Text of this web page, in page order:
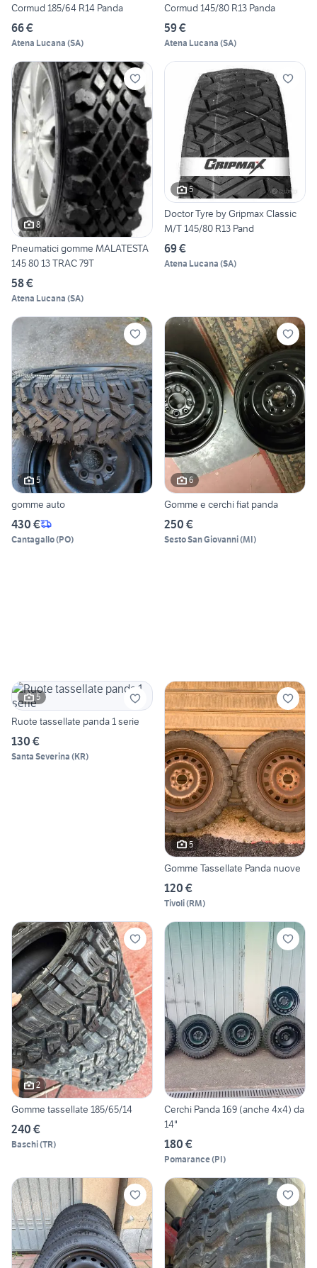
Cormud 185/64 R14 Panda
66 €
Atena Lucana (SA)
Cormud 145/80 R13 Panda
59 €
Atena Lucana (SA)
8
Pneumatici gomme MALATESTA
145 80 13 TRAC 79T
58 €
Atena Lucana (SA)
5
Doctor Tyre by Gripmax Classic
M/T 145/80 R13 Pand
69 €
Atena Lucana (SA)
5
gomme auto
430 €
Cantagallo(PO)
6
Gomme e cerchi fiat panda
250 €
Sesto San Giovanni(MI)
5
Ruote tassellate panda 1 serie
130 €
Santa Severina (KR)
5
Gomme Tassellate Panda nuove
120 €
Tivoli(RM)
2
Gomme tassellate 185/65/14
240 €
Baschi(TR)
Cerchi Panda 169 (anche 4x4) da
14"
180 €
Pomarance(PI)